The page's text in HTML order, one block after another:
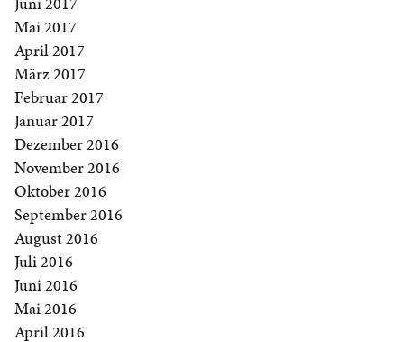
Mai 2017
April 2017
März 2017
Februar 2017
Januar 2017
Dezember 2016
November 2016
Oktober 2016
September 2016
August 2016
Juli 2016
Juni 2016
Mai 2016
April 2016